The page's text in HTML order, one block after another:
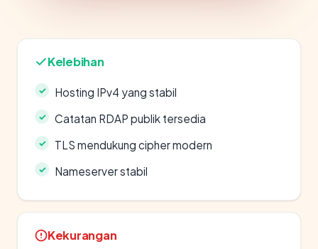
Kelebihan
Hosting IPv4 yang stabil
Catatan RDAP publik tersedia
TLS mendukung cipher modern
Nameserver stabil
Kekurangan